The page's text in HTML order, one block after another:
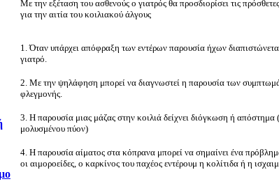
Με την εξέταση του ασθενούς ο γιατρός θα προσδιορίσει τις πρόσθετες
για την αιτία του κοιλιακού άλγους
1. Όταν υπάρχει απόφραξη των εντέρων παρουσία ήχων
γιατρό.
2. Με την ψηλάφηση μπορεί να διαγνωστεί η παρουσία των
φλεγμονής.
3. Η παρουσία μιας μάζας στην κοιλιά δείχνει διόγκωση ή απόστημα
μολυσμένου πύον)
4. Η παρουσία αίματος στα κόπρανα μπορεί να σημαίνει ένα
οι αιμοροείδες, ο καρκίνος του παχέος εντέρουμ η κολίτιδα ή η